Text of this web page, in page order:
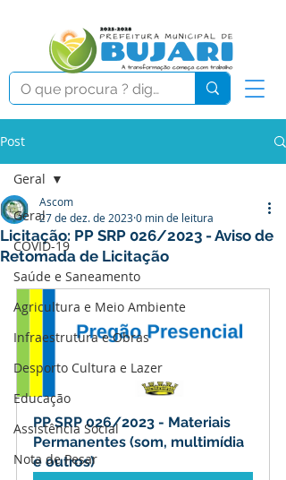
Post
Geral
COVID-19
Saúde e Saneamento
Agricultura e Meio Ambiente
Infraestrutura e Obras
Desporto Cultura e Lazer
Educação
Assistência Social
Nota de Pesar
Geral
Licitação: PP SRP 026/2023 - Aviso de
Retomada de Licitação
Ascom
27 de dez. de 20230 min de leitura
PP SRP 026/2023 - Materiais
Permanentes (som, multimídia
e outros)